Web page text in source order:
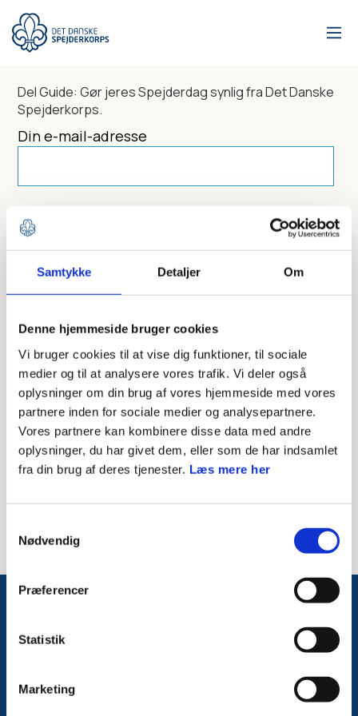
Samtykke Detaljer Om
Denne hjemmeside bruger cookies
Vi bruger cookies til at vise dig funktioner, til sociale
medier og til at analysere vores trafik. Vi deler også
oplysninger om din brug af vores hjemmeside med vores
partnere inden for sociale medier og analysepartnere.
Vores partnere kan kombinere disse data med andre
oplysninger, du har givet dem, eller som de har indsamlet
fra din brug af deres tjenester. Læs mere her
Nødvendig
Præferencer
Statistik
Marketing
hovedindhold
DelGuide: Gør jeres Spejderdag synligfra Det Danske
Spejderkorps.
Din e-mail-adresse
Dit navn
Skriv modtagerens mailadresse
Besked til modtager